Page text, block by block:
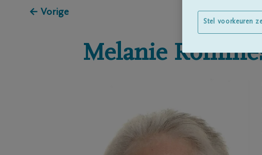
← Vorige
Melanie
Stel voorkeuren